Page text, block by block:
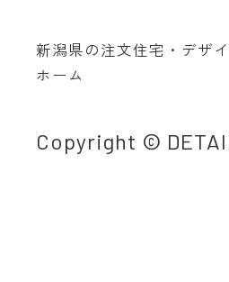
新潟県の注文住宅・デザ
ホーム
Copyright ©